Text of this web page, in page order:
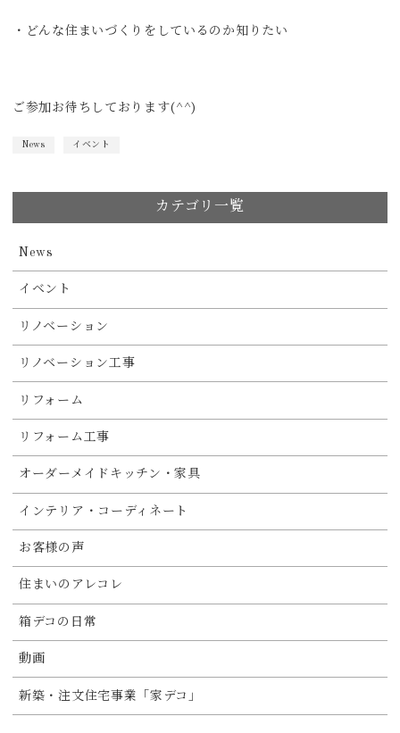
・どんな住まいづくりをしているのか知りたい
ご参加お待ちしております(^^)
News イベント
カテゴリ一覧
News
イベント
リノベーション
リノベーション工事
リフォーム
リフォーム工事
オーダーメイドキッチン・家具
インテリア・コーディネート
お客様の声
住まいのアレコレ
箱デコの日常
動画
新築・注文住宅事業「家デコ」